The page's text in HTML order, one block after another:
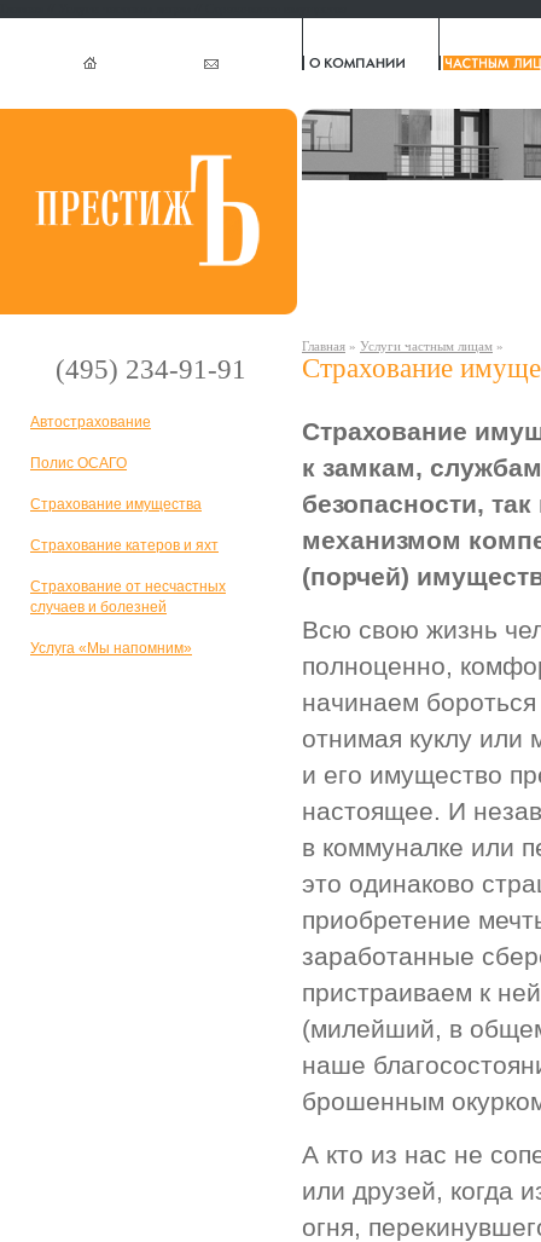
(495) 234-91-91
Автострахование
Полис ОСАГО
Страхование имущества
Страхование катеров и яхт
Страхование от несчастных
случаев и болезней
Услуга «Мы напомним»
Главная » Услуги частным лицам »
Страхование
Страхование
к замкам,
безопасности,
механизмом
(порчей)
Всю свою жизнь
полноценно,
начинаем
отнимая куклу или
и его имущество
настоящее. И
в коммуналке или
это одинаково
приобретение
заработанные
пристраиваем к
(милейший, в
наше
брошенным
А кто из нас не
или друзей, когда
огня,